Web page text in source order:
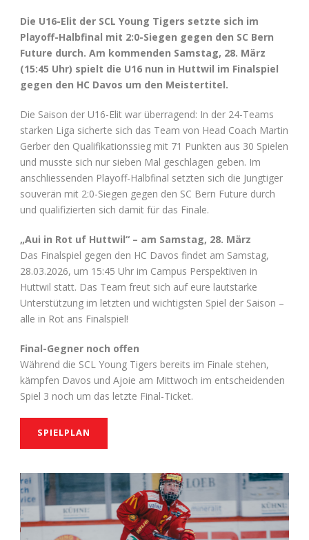
Die U16-Elit der SCL Young Tigers setzte sich im
Playoff-Halbfinal mit 2:0-Siegen gegen den SC Bern
Future durch. Am kommenden Samstag, 28. März
(15:45 Uhr) spielt die U16 nun in Huttwil im Finalspiel
gegen den HC Davos um den Meistertitel.
Die Saison der U16-Elit war überragend: In der 24-Teams
starken Liga sicherte sich das Team von Head Coach Martin
Gerber den Qualifikationssieg mit 71 Punkten aus 30 Spielen
und musste sich nur sieben Mal geschlagen geben. Im
anschliessenden Playoff-Halbfinal setzten sich die Jungtiger
souverän mit 2:0-Siegen gegen den SC Bern Future durch
und qualifizierten sich damit für das Finale.
„Aui in Rot uf Huttwil“ – am Samstag, 28. März
Das Finalspiel gegen den HC Davos findet am Samstag,
28.03.2026, um 15:45 Uhr im Campus Perspektiven in
Huttwil statt. Das Team freut sich auf eure lautstarke
Unterstützung im letzten und wichtigsten Spiel der Saison –
alle in Rot ans Finalspiel!
Final-Gegner noch offen
Während die SCL Young Tigers bereits im Finale stehen,
kämpfen Davos und Ajoie am Mittwoch im entscheidenden
Spiel 3 noch um das letzte Final-Ticket.
SPIELPLAN